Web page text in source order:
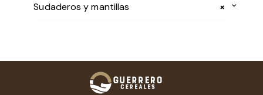
×
Sudaderos y mantillas